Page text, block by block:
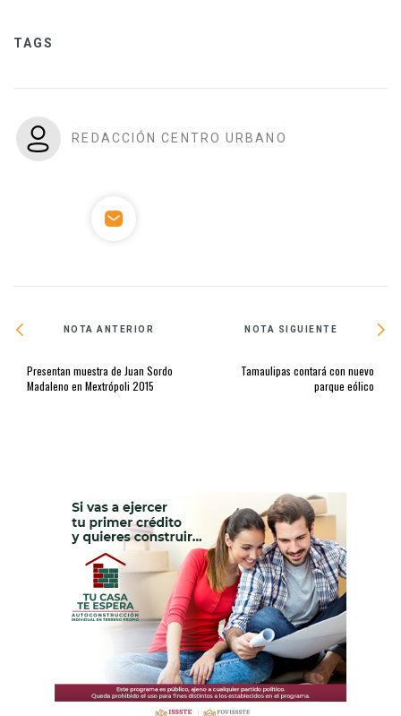
TAGS
REDACCIÓN CENTRO URBANO
NOTA ANTERIOR
Presentan muestra de Juan Sordo
Madaleno en Mextrópoli 2015
NOTA SIGUIENTE
Tamaulipas contará con nuevo
parque eólico